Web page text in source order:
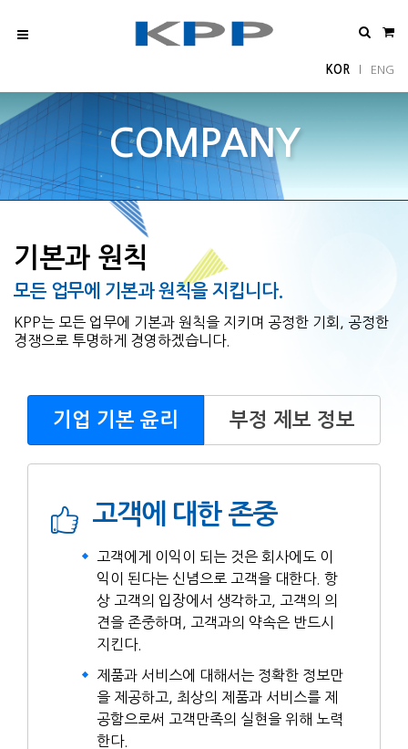
KOR ENG
COMPANY
기본과 원칙
모든 업무에 기본과 원칙을 지킵니다.
KPP는 모든 업무에 기본과 원칙을 지키며 공정한 기회, 공정한
경쟁으로 투명하게 경영하겠습니다.
기업 기본 윤리 부정 제보 정보
고객에 대한 존중
고객에게 이익이 되는 것은 회사에도 이
익이 된다는 신념으로 고객을 대한다. 항
상 고객의 입장에서 생각하고, 고객의 의
견을 존중하며, 고객과의 약속은 반드시
지킨다.
제품과 서비스에 대해서는 정확한 정보만
을 제공하고, 최상의 제품과 서비스를 제
공함으로써 고객만족의 실현을 위해 노력
한다.